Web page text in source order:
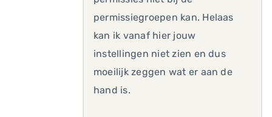
permissiegroepen kan. Helaas
kan ik vanaf hier jouw
instellingen niet zien en dus
moeilijk zeggen wat er aan de
hand is.